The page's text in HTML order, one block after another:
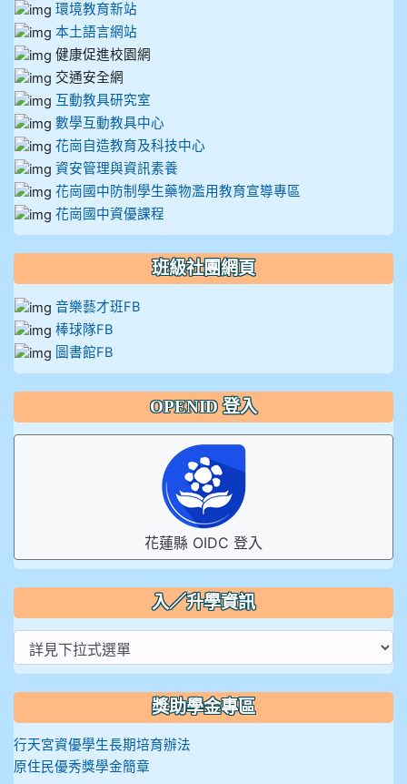
環境教育新站
本土語言網站
健康促進校園網
交通安全網
互動教具研究室
數學互動教具中心
花崗自造教育及科技中心
資安管理與資訊素養
花崗國中防制學生藥物濫用教育宣導專區
花崗國中資優課程
班級社團網頁
音樂藝才班FB
棒球隊FB
圖書館FB
OPENID 登入
花蓮縣 OIDC 登入
入／升學資訊
獎助學金專區
行天宮資優學生長期培育辦法
原住民優秀獎學金簡章